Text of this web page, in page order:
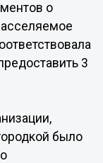
о
3
было